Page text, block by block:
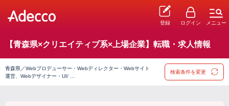
登録 ログイン メニュー
【青森県×クリエイティブ系×上場企業】転職・求人情報
青森県／Webプロデューサー・Webディレクター・Webサイト
運営、Webデザイナー・UI/ …
検索条件を変更